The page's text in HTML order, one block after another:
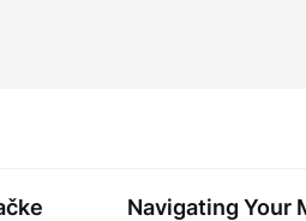
Navigating Your